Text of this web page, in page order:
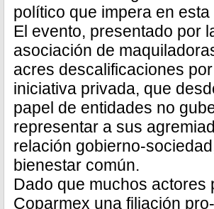
político que impera en esta
El evento, presentado por
asociación de
acres descalificaciones
iniciativa privada, que
papel de entidades no
representar a sus
relación gobierno-
bienestar común.
Dado que muchos
Coparmex una filiación